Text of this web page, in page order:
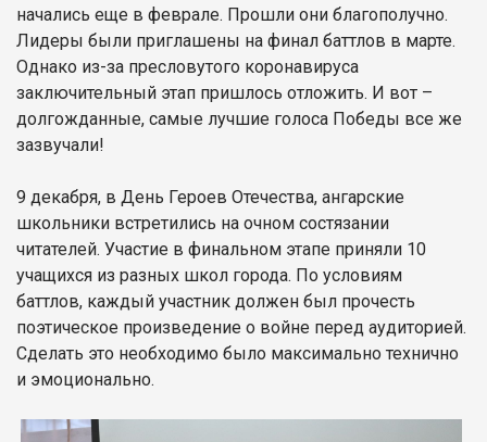
начались еще в феврале. Прошли они благополучно.
Лидеры были приглашены на финал баттлов в марте.
Однако из-за пресловутого коронавируса
заключительный этап пришлось отложить. И вот –
долгожданные, самые лучшие голоса Победы все же
зазвучали!
9 декабря, в День Героев Отечества, ангарские
школьники встретились на очном состязании
читателей. Участие в финальном этапе приняли 10
учащихся из разных школ города. По условиям
баттлов, каждый участник должен был прочесть
поэтическое произведение о войне перед аудиторией.
Сделать это необходимо было максимально технично
и эмоционально.